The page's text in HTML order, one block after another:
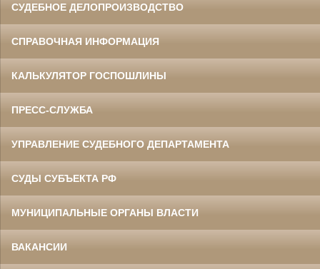
СУДЕБНОЕ ДЕЛОПРОИЗВОДСТВО
СПРАВОЧНАЯ ИНФОРМАЦИЯ
КАЛЬКУЛЯТОР ГОСПОШЛИНЫ
ПРЕСС-СЛУЖБА
УПРАВЛЕНИЕ СУДЕБНОГО ДЕПАРТАМЕНТА
СУДЫ СУБЪЕКТА РФ
МУНИЦИПАЛЬНЫЕ ОРГАНЫ ВЛАСТИ
ВАКАНСИИ